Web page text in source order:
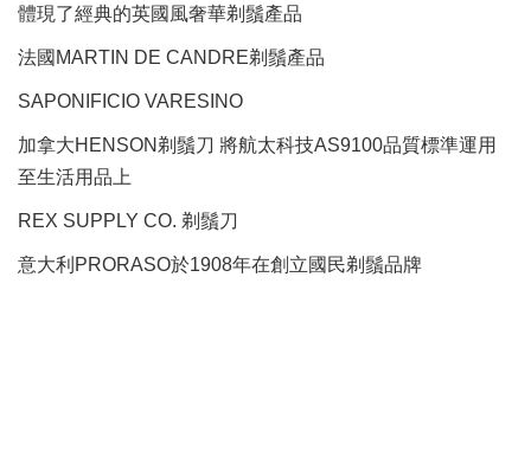
體現了經典的英國風奢華剃鬚產品
法國MARTIN DE CANDRE剃鬚產品
SAPONIFICIO VARESINO
加拿大HENSON剃鬚刀 將航太科技AS9100品質標準運用
至生活用品上
REX SUPPLY CO. 剃鬚刀
意大利PRORASO於1908年在創立國民剃鬚品牌